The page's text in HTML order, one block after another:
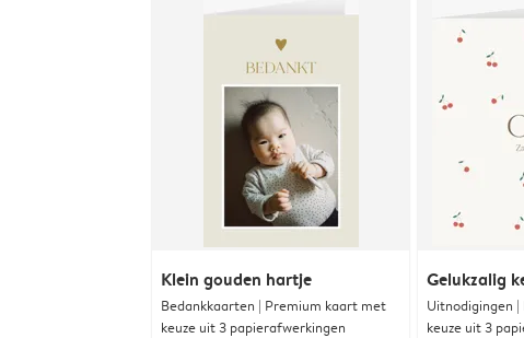
Klein gouden hartje
Bedankkaarten | Premium kaart met
keuze uit 3 papierafwerkingen
Gelukzalig
Uitnodigingen
keuze uit 3